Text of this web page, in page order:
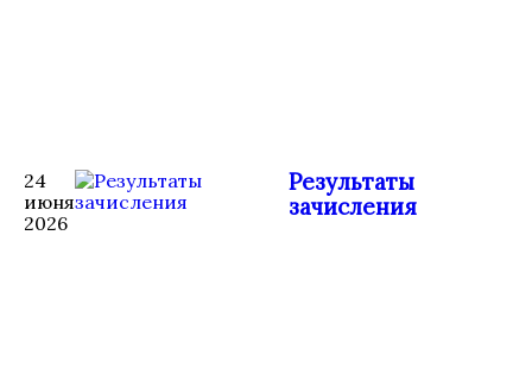
24
июня
2026
Результаты
зачисления